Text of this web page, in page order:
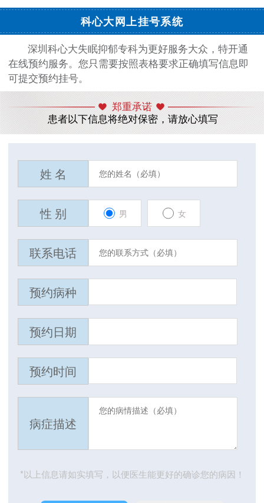
科心大网上挂号系统
深圳科心大失眠抑郁专科为更好服务大众，特开通
在线预约服务。您只需要按照表格要求正确填写信息即
可提交预约挂号。
郑重承诺
患者以下信息将绝对保密，请放心填写
姓 名
性 别 男 女
联系电话
预约病种
预约日期
预约时间
病症描述
*以上信息请如实填写，以便医生能更好的确诊您的病因！